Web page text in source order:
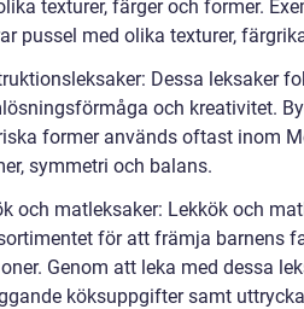
texturer, färger och former.
pussel med olika texturer,
Dessa leksaker
och kreativitet.
former används oftast inom
symmetri och balans.
och matleksaker: Lekkök och
för att främja barnens
Genom att leka med dessa
köksuppgifter samt